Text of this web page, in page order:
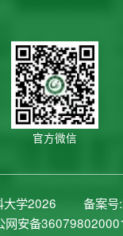
官方微信
大学2026
备案
网安备